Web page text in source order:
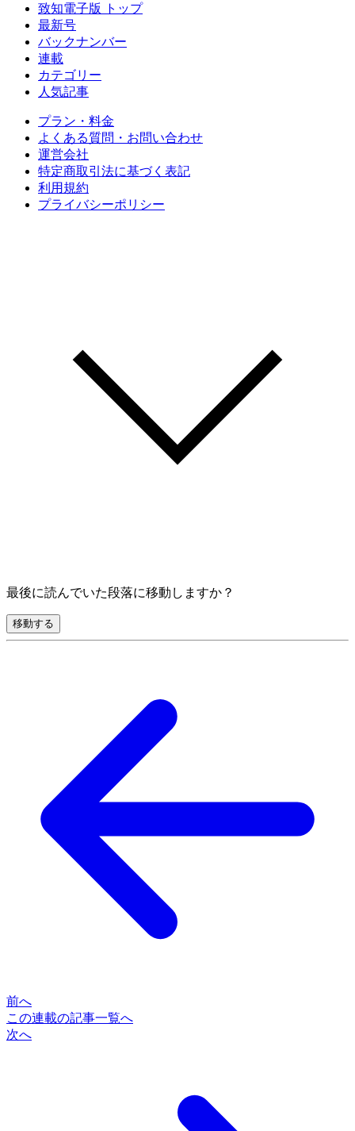
致知電子版 トップ
最新号
バックナンバー
連載
カテゴリー
人気記事
プラン・料金
よくある質問・お問い合わせ
運営会社
特定商取引法に基づく表記
利用規約
プライバシーポリシー
最後に読んでいた段落に移動しますか？
移動する
前へ
この連載の記事一覧へ
次へ